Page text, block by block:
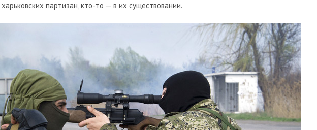
партизан, кто-то — в их существовании.